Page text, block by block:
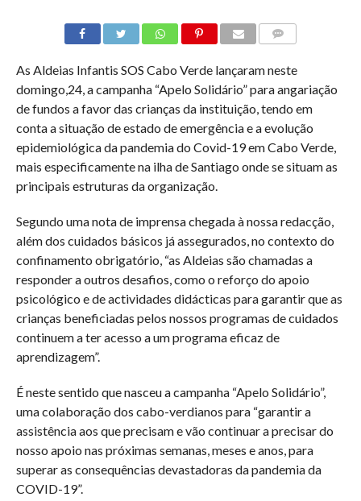
As Aldeias Infantis SOS Cabo Verde lançaram neste
domingo,24, a campanha “Apelo Solidário” para angariação
de fundos a favor das crianças da instituição, tendo em
conta a situação de estado de emergência e a evolução
epidemiológica da pandemia do Covid-19 em Cabo Verde,
mais especificamente na ilha de Santiago onde se situam as
principais estruturas da organização.
Segundo uma nota de imprensa chegada à nossa redacção,
além dos cuidados básicos já assegurados, no contexto do
confinamento obrigatório, “as Aldeias são chamadas a
responder a outros desafios, como o reforço do apoio
psicológico e de actividades didácticas para garantir que as
crianças beneficiadas pelos nossos programas de cuidados
continuem a ter acesso a um programa eficaz de
aprendizagem”.
É neste sentido que nasceu a campanha “Apelo Solidário”,
uma colaboração dos cabo-verdianos para “garantir a
assistência aos que precisam e vão continuar a precisar do
nosso apoio nas próximas semanas, meses e anos, para
superar as consequências devastadoras da pandemia da
COVID-19”.